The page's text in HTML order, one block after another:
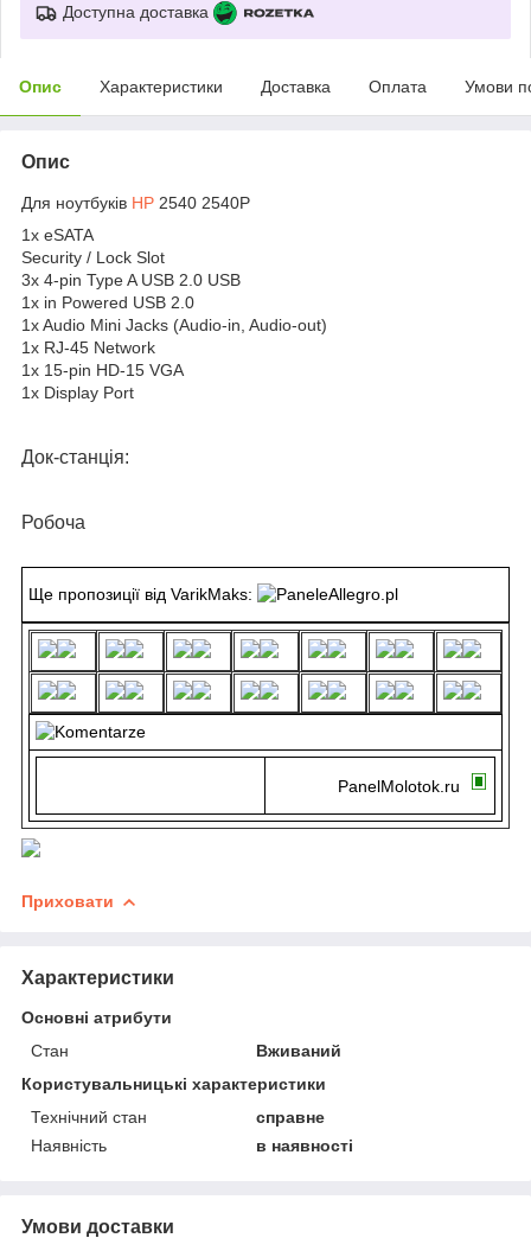
Доступна доставка
Опис Характеристики Доставка Оплата Умови
Опис
Для ноутбуків HP 2540 2540P
1x eSATA
Security / Lock Slot
3x 4-pin Type A USB 2.0 USB
1x in Powered USB 2.0
1x Audio Mini Jacks (Audio-in, Audio-out)
1x RJ-45 Network
1x 15-pin HD-15 VGA
1x Display Port
Док-станція:
Робоча
Ще пропозиції від VarikMaks:
PanelMolotok.ru
Приховати
Характеристики
Основні атрибути
Стан
Вживаний
Користувальницькі характеристики
Технічний стан
справне
Наявність
в наявності
Умови доставки